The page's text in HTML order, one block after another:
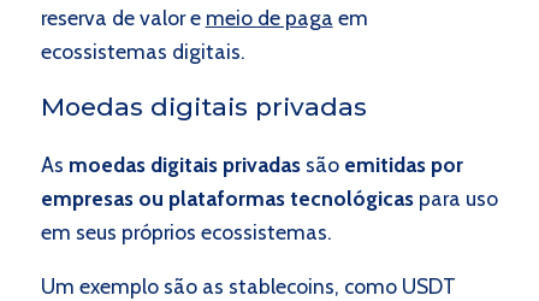
reserva de valor e meio de paga em
ecossistemas digitais.
Moedas digitais privadas
As moedas digitais privadassão emitidas por
empresas ou plataformas tecnológicas para uso
em seus próprios ecossistemas.
Um exemplo são as stablecoins, como USDT